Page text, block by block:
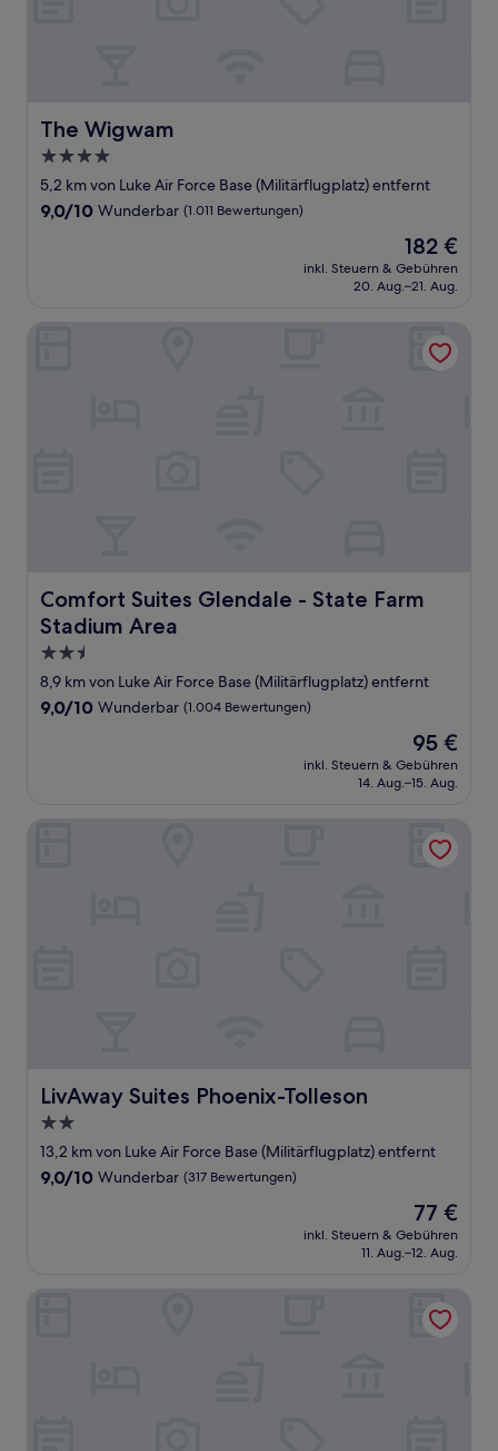
The Wigwam
The Wigwam
4.0-
Sterne-
Unterkunft
5,2 km von Luke Air Force Base (Militärflugplatz) entfernt
9.0
9,0/10 Wunderbar (1.011 Bewertungen)
Der
Preis
beträgt
182 €
inkl. Steuern & Gebühren
20. Aug.–21. Aug.
Comfort Suites Glendale - State Farm
Stadium Area
Comfort Suites Glendale - State Farm Stadium Area
2.5-
Sterne-
Unterkunft
8,9 km von Luke Air Force Base (Militärflugplatz) entfernt
9.0
9,0/10 Wunderbar (1.004 Bewertungen)
Der
Preis
beträgt
95 €
inkl. Steuern & Gebühren
14. Aug.–15. Aug.
Comfort Suites Glendale - State Farm Stadium Area
LivAway Suites Phoenix-Tolleson
LivAway Suites Phoenix-Tolleson
2.0-
Sterne-
Unterkunft
13,2 km von Luke Air Force Base (Militärflugplatz) entfernt
9.0
9,0/10 Wunderbar (317 Bewertungen)
Der
Preis
beträgt
77 €
inkl. Steuern & Gebühren
11. Aug.–12. Aug.